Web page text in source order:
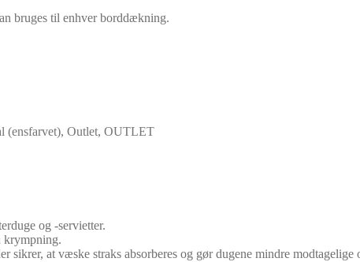
bruges til enhver borddækning.
(ensfarvet), Outlet, OUTLET
og -servietter.
krympning.
at væske straks absorberes og gør dugene mindre modtagelige